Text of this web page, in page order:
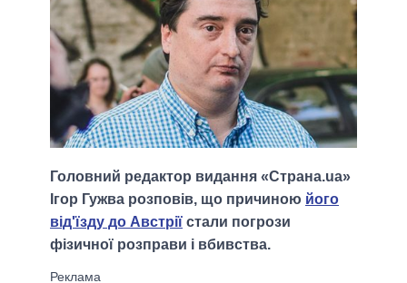
Головний редактор видання «Страна.ua»
Ігор Гужва розповів, що причиною його
від'їзду до Австрії стали погрози
фізичної розправи і вбивства.